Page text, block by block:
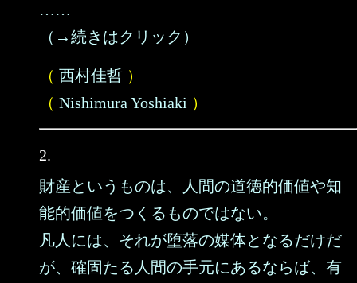
……
（→続きはクリック）
（ 西村佳哲 ）
（ Nishimura Yoshiaki ）
2.
財産というものは、人間の道徳的価値や知
能的価値をつくるものではない。
凡人には、それが堕落の媒体となるだけだ
が、確固たる人間の手元にあるならば、有